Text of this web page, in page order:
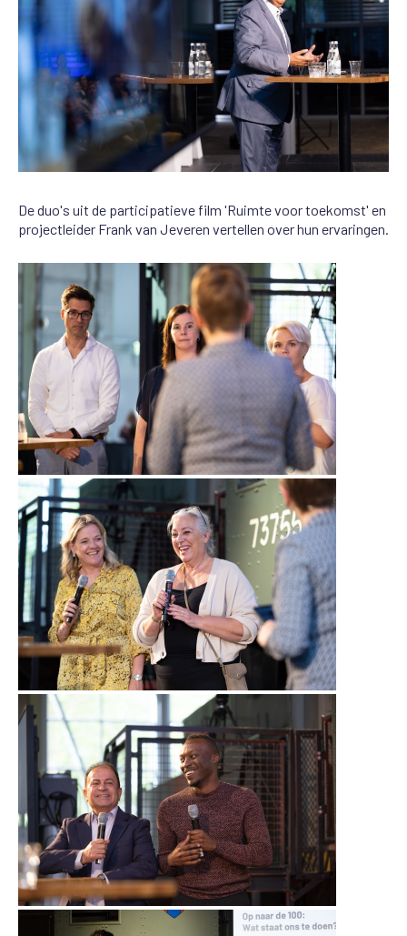
De duo's uit de participatieve film 'Ruimte voor toekomst' en
projectleider Frank van Jeveren vertellen over hun ervaringen.